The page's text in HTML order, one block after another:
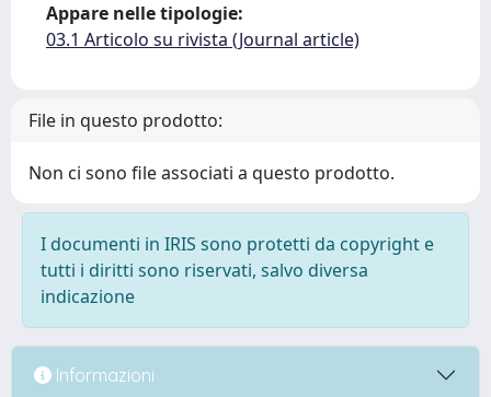
Appare nelle tipologie:
03.1 Articolo su rivista (Journal article)
File in questo prodotto:
Non ci sono file associati a questo prodotto.
I documenti in IRIS sono protetti da copyright e
tutti i diritti sono riservati, salvo diversa
indicazione
Informazioni